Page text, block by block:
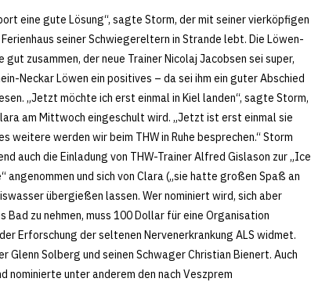
eine gute Lösung“, sagte Storm, der mit seiner vierköpfigen
seiner Schwiegereltern in Strande lebt. Die Löwen-
gut zusammen, der neue Trainer Nicolaj Jacobsen sei super,
Neckar Löwen ein positives – da sei ihm ein guter Abschied
„Jetzt möchte ich erst einmal in Kiel landen“, sagte Storm,
am Mittwoch eingeschult wird. „Jetzt ist erst einmal sie
weitere werden wir beim THW in Ruhe besprechen.“ Storm
auch die Einladung von THW-Trainer Alfred Gislason zur „Ice
angenommen und sich von Clara („sie hatte großen Spaß an
übergießen lassen. Wer nominiert wird, sich aber
Bad zu nehmen, muss 100 Dollar für eine Organisation
Erforschung der seltenen Nervenerkrankung ALS widmet.
Glenn Solberg und seinen Schwager Christian Bienert. Auch
nominierte unter anderem den nach Veszprem